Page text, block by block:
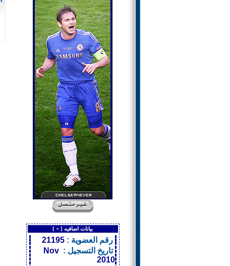
بيانات اضافيه [ +
]
رقم العضوية : 21195
تاريخ التسجيل :Nov
2010